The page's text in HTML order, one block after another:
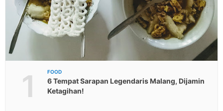
1 FOOD
6 Tempat Sarapan Legendaris Malang, Dijamin
Ketagihan!